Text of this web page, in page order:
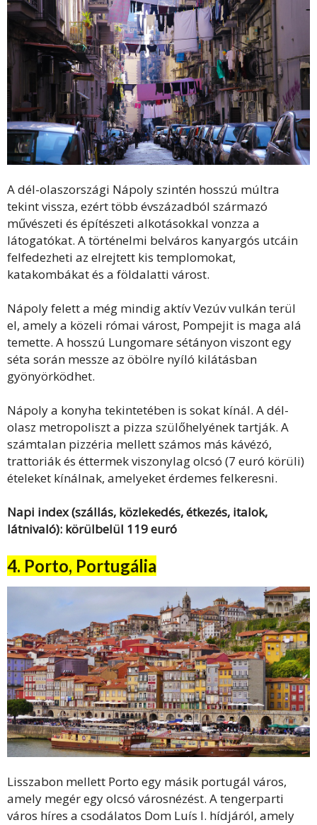
A dél-olaszországi Nápoly szintén hosszú múltra
tekint vissza, ezért több évszázadból származó
művészeti és építészeti alkotásokkal vonzza a
látogatókat. A történelmi belváros kanyargós utcáin
felfedezheti az elrejtett kis templomokat,
katakombákat és a földalatti várost.
Nápoly felett a még mindig aktív Vezúv vulkán terül
el, amely a közeli római várost, Pompejit is maga alá
temette. A hosszú Lungomare sétányon viszont egy
séta során messze az öbölre nyíló kilátásban
gyönyörködhet.
Nápoly a konyha tekintetében is sokat kínál. A dél-
olasz metropoliszt a pizza szülőhelyének tartják. A
számtalan pizzéria mellett számos más kávézó,
trattoriák és éttermek viszonylag olcsó (7 euró körüli)
ételeket kínálnak, amelyeket érdemes felkeresni.
Napi index (szállás, közlekedés, étkezés, italok,
látnivaló): körülbelül 119 euró
4. Porto, Portugália
Lisszabon mellett Porto egy másik portugál város,
amely megér egy olcsó városnézést. A tengerparti
város híres a csodálatos Dom Luís I. hídjáról, amely